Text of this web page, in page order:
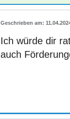
Ich würde dir
auch